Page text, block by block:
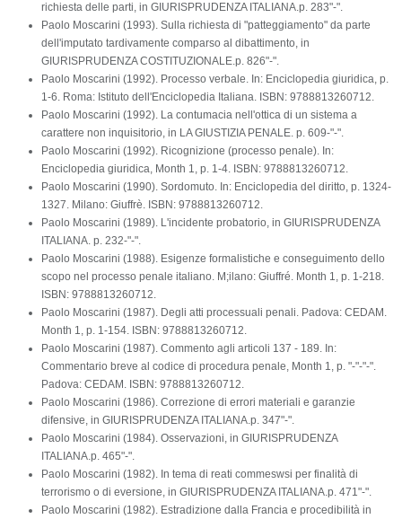
richiesta delle parti, in GIURISPRUDENZA ITALIANA.p. 283"-".
Paolo Moscarini (1993). Sulla richiesta di "patteggiamento" da parte
dell'imputato tardivamente comparso al dibattimento, in
GIURISPRUDENZA COSTITUZIONALE.p. 826"-".
Paolo Moscarini (1992). Processo verbale. In: Enciclopedia giuridica, p.
1-6. Roma: Istituto dell'Enciclopedia Italiana. ISBN: 9788813260712.
Paolo Moscarini (1992). La contumacia nell'ottica di un sistema a
carattere non inquisitorio, in LA GIUSTIZIA PENALE. p. 609-"-".
Paolo Moscarini (1992). Ricognizione (processo penale). In:
Enciclopedia giuridica, Month 1, p. 1-4. ISBN: 9788813260712.
Paolo Moscarini (1990). Sordomuto. In: Enciclopedia del diritto, p. 1324-
1327. Milano: Giuffrè. ISBN: 9788813260712.
Paolo Moscarini (1989). L'incidente probatorio, in GIURISPRUDENZA
ITALIANA. p. 232-"-".
Paolo Moscarini (1988). Esigenze formalistiche e conseguimento dello
scopo nel processo penale italiano. M;ilano: Giuffré. Month 1, p. 1-218.
ISBN: 9788813260712.
Paolo Moscarini (1987). Degli atti processuali penali. Padova: CEDAM.
Month 1, p. 1-154. ISBN: 9788813260712.
Paolo Moscarini (1987). Commento agli articoli 137 - 189. In:
Commentario breve al codice di procedura penale, Month 1, p. "-"-"-".
Padova: CEDAM. ISBN: 9788813260712.
Paolo Moscarini (1986). Correzione di errori materiali e garanzie
difensive, in GIURISPRUDENZA ITALIANA.p. 347"-".
Paolo Moscarini (1984). Osservazioni, in GIURISPRUDENZA
ITALIANA.p. 465"-".
Paolo Moscarini (1982). In tema di reati commeswsi per finalità di
terrorismo o di eversione, in GIURISPRUDENZA ITALIANA.p. 471"-".
Paolo Moscarini (1982). Estradizione dalla Francia e procedibilità in